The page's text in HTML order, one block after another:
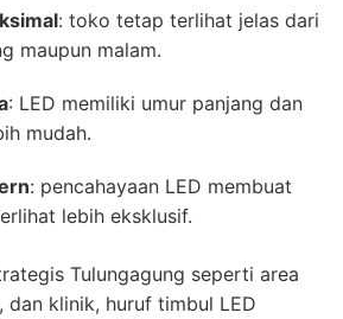
: toko tetap terlihat jelas dari
maupun malam.
: LED memiliki umur panjang dan
mudah.
: pencahayaan LED membuat
lebih eksklusif.
Tulungagung seperti area
dan klinik, huruf timbul LED